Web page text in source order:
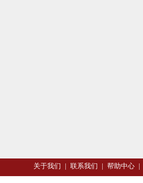
关于我们 联系我们 帮助中心